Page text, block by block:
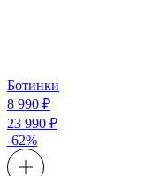
Ботинки
8 990 ₽
23 990 ₽
-62%